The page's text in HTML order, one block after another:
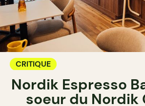
CRITIQUE
Nordik Espresso
soeur du Nordik